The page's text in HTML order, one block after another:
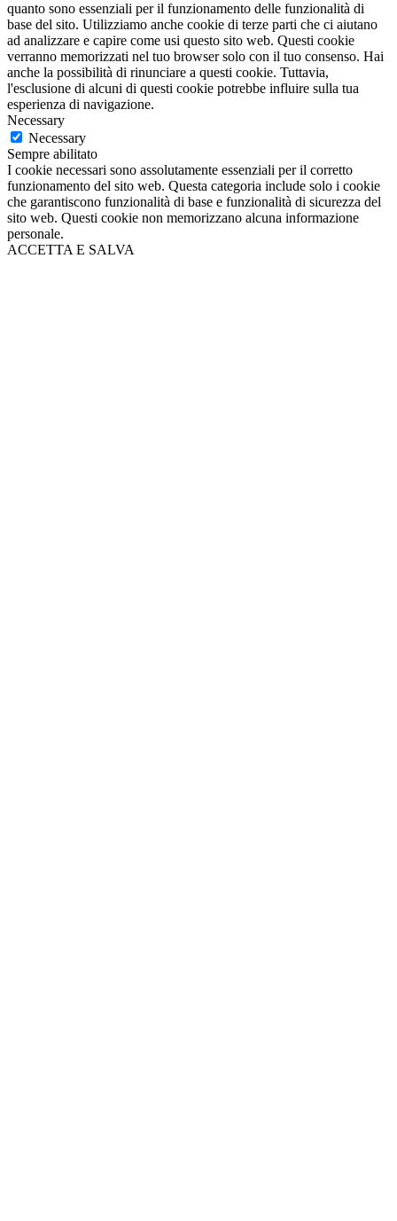
quanto sono essenziali per il funzionamento delle funzionalità di
base del sito. Utilizziamo anche cookie di terze parti che ci aiutano
ad analizzare e capire come usi questo sito web. Questi cookie
verranno memorizzati nel tuo browser solo con il tuo consenso. Hai
anche la possibilità di rinunciare a questi cookie. Tuttavia,
l'esclusione di alcuni di questi cookie potrebbe influire sulla tua
esperienza di navigazione.
Necessary
Necessary
Sempre abilitato
I cookie necessari sono assolutamente essenziali per il corretto
funzionamento del sito web. Questa categoria include solo i cookie
che garantiscono funzionalità di base e funzionalità di sicurezza del
sito web. Questi cookie non memorizzano alcuna informazione
personale.
ACCETTA E SALVA